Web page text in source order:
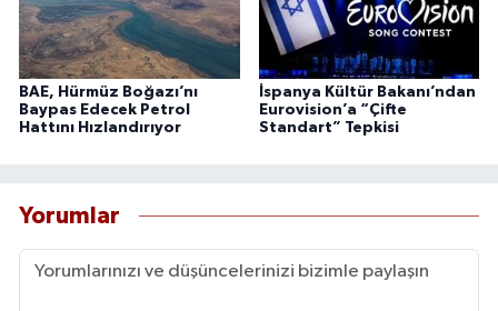
BAE, Hürmüz Boğazı’nı
Baypas Edecek Petrol
Hattını Hızlandırıyor
İspanya Kültür Bakanı’ndan
Eurovision’a “Çifte
Standart” Tepkisi
Yorumlar